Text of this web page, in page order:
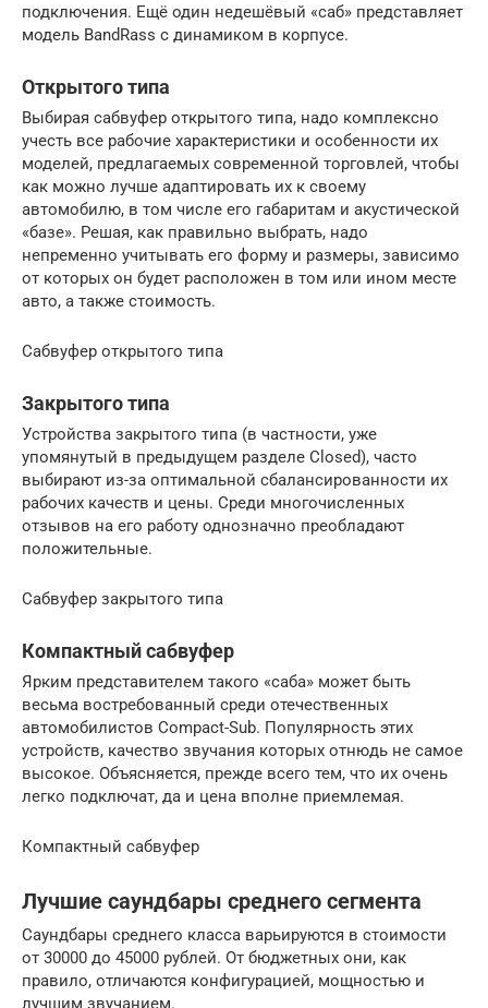
подключения. Ещё один недешёвый «саб» представляет
модель BandRass c динамиком в корпусе.
Открытого типа
Выбирая сабвуфер открытого типа, надо комплексно
учесть все рабочие характеристики и особенности их
моделей, предлагаемых современной торговлей, чтобы
как можно лучше адаптировать их к своему
автомобилю, в том числе его габаритам и акустической
«базе». Решая, как правильно выбрать, надо
непременно учитывать его форму и размеры, зависимо
от которых он будет расположен в том или ином месте
авто, а также стоимость.
Сабвуфер открытого типа
Закрытого типа
Устройства закрытого типа (в частности, уже
упомянутый в предыдущем разделе Closed), часто
выбирают из-за оптимальной сбалансированности их
рабочих качеств и цены. Среди многочисленных
отзывов на его работу однозначно преобладают
положительные.
Сабвуфер закрытого типа
Компактный сабвуфер
Ярким представителем такого «саба» может быть
весьма востребованный среди отечественных
автомобилистов Compact-Sub. Популярность этих
устройств, качество звучания которых отнюдь не самое
высокое. Объясняется, прежде всего тем, что их очень
легко подключат, да и цена вполне приемлемая.
Компактный сабвуфер
Лучшие саундбары среднего сегмента
Саундбары среднего класса варьируются в стоимости
от 30000 до 45000 рублей. От бюджетных они, как
правило, отличаются конфигурацией, мощностью и
лучшим звучанием.